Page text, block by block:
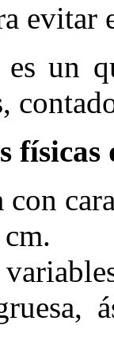
es un
físicas